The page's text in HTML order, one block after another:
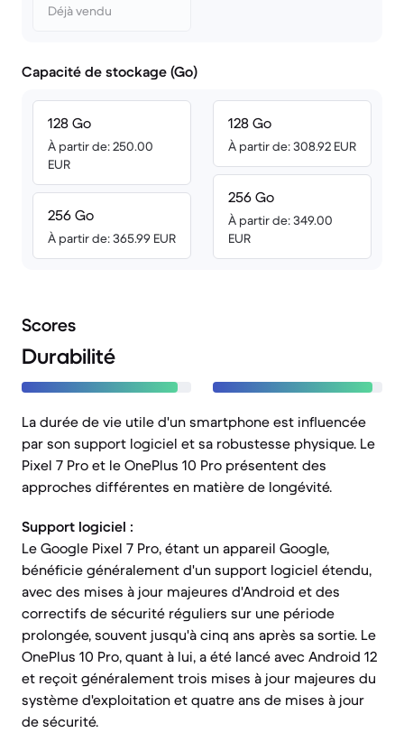
Déjà vendu
Capacité de stockage (Go)
128 Go
À partir de: 250.00
EUR
256 Go
À partir de: 365.99 EUR
128 Go
À partir de: 308.92 EUR
256 Go
À partir de: 349.00
EUR
Scores
Durabilité
La durée de vie utile d'un smartphone est influencée
par son support logiciel et sa robustesse physique. Le
Pixel 7 Pro et le OnePlus 10 Pro présentent des
approches différentes en matière de longévité.
Support logiciel :
Le Google Pixel 7 Pro, étant un appareil Google,
bénéficie généralement d'un support logiciel étendu,
avec des mises à jour majeures d'Android et des
correctifs de sécurité réguliers sur une période
prolongée, souvent jusqu'à cinq ans après sa sortie. Le
OnePlus 10 Pro, quant à lui, a été lancé avec Android 12
et reçoit généralement trois mises à jour majeures du
système d'exploitation et quatre ans de mises à jour
de sécurité.